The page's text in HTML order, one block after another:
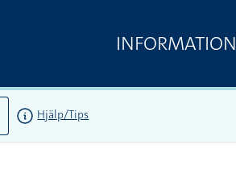
INFORMATION
Hjälp/Tips